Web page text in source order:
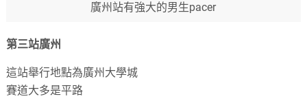
廣州站有強大的男生pacer
第三站廣州
這站舉行地點為廣州大學城
賽道大多是平路